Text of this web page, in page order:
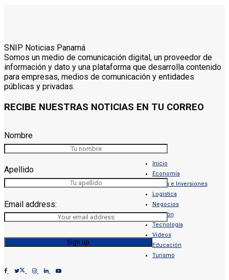
SNIP Noticias Panamá
Somos un medio de comunicación digital, un proveedor de
información y dato y una plataforma que desarrolla contenido
para empresas, medios de comunicación y entidades
públicas y privadas.
RECIBE NUESTRAS NOTICIAS EN TU CORREO
Nombre
Apellido
Email address:
Inicio
Economía
Banca e Inversiones
Logística
Negocios
Opinión
Tecnología
Videos
Educación
Turismo